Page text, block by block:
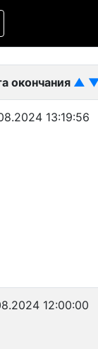
окончания ▲
13:19:56
12:00:00